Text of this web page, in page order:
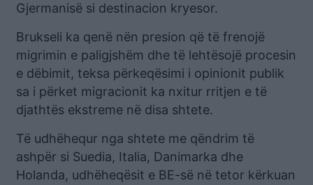
Gjermanisë si destinacion kryesor.
Brukseli ka qenë nën presion që të frenojë
migrimin e paligjshëm dhe të lehtësojë procesin
e dëbimit, teksa përkeqësimi i opinionit publik
sa i përket migracionit ka nxitur rritjen e të
djathtës ekstreme në disa shtete.
Të udhëhequr nga shtete me qëndrim të
ashpër si Suedia, Italia, Danimarka dhe
Holanda, udhëheqësit e BE-së në tetor kërkuan